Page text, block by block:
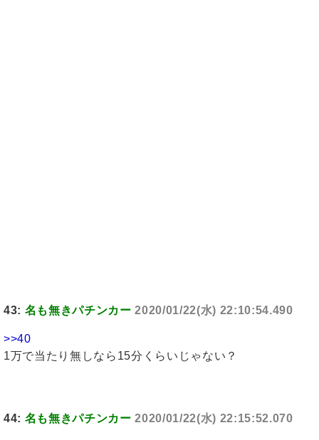
43: 名も無きパチンカー 2020/01/22(水) 22:10:54.490
>>40
1万で当たり無しなら15分くらいじゃない？
44: 名も無きパチンカー 2020/01/22(水) 22:15:52.070